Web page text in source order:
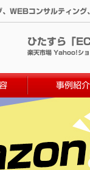
WEBコンサルティン
ひたすら「
楽天市場 Yahoo!シ
事例紹介